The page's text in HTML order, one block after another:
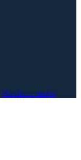
Mandarin Studio.